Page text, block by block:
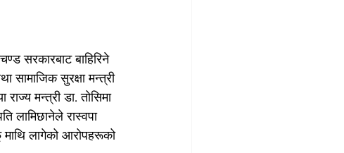
सरकारबाट बाहिरिने
सामाजिक सुरक्षा मन्त्री
मन्त्री डा. तोसिमा
लामिछानेले रास्वपा
माथि लागेको आरोपहरूको